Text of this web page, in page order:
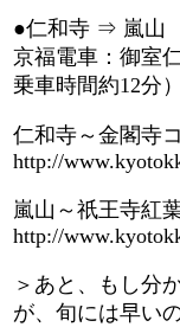
●仁和寺 ⇒ 嵐山
京福電車：御室
乗車時間約12分）
仁和寺～金閣寺
http://
嵐山～祇王寺紅
http://
＞あと、もし分
が、旬には早い